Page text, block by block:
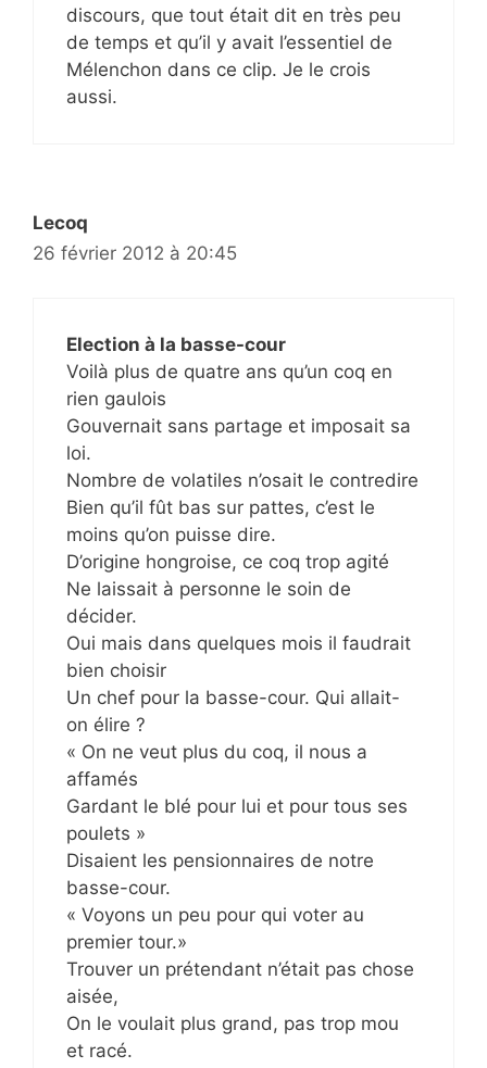
discours, que tout était dit en très peu
de temps et qu’il y avait l’essentiel de
Mélenchon dans ce clip. Je le crois
aussi.
Lecoq
26 février 2012 à 20:45
Election à la basse-cour
Voilà plus de quatre ans qu’un coq en
rien gaulois
Gouvernait sans partage et imposait sa
loi.
Nombre de volatiles n’osait le contredire
Bien qu’il fût bas sur pattes, c’est le
moins qu’on puisse dire.
D’origine hongroise, ce coq trop agité
Ne laissait à personne le soin de
décider.
Oui mais dans quelques mois il faudrait
bien choisir
Un chef pour la basse-cour. Qui allait-
on élire ?
« On ne veut plus du coq, il nous a
affamés
Gardant le blé pour lui et pour tous ses
poulets »
Disaient les pensionnaires de notre
basse-cour.
« Voyons un peu pour qui voter au
premier tour.»
Trouver un prétendant n’était pas chose
aisée,
On le voulait plus grand, pas trop mou
et racé.